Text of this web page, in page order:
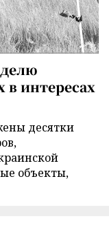
интересах
десятки
объекты,